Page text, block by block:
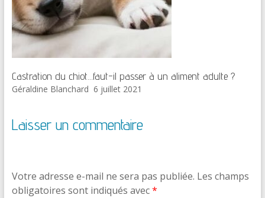
Castration du chiot…faut-il passer à un aliment adulte ?
Géraldine Blanchard 6 juillet 2021
Laisser un commentaire
Votre adresse e-mail ne sera pas publiée. Les champs
obligatoires sont indiqués avec*